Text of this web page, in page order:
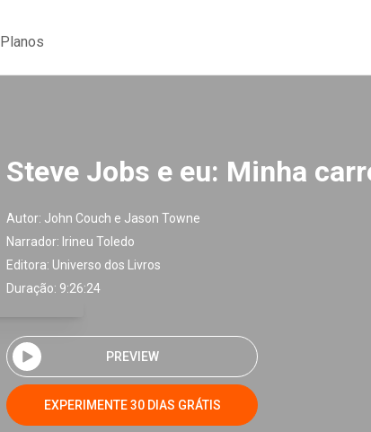
Planos
Steve Jobs e eu: Minha
Autor: John Couch e Jason Towne
Narrador: Irineu Toledo
Editora: Universo dos Livros
Duração: 9:26:24
PREVIEW
EXPERIMENTE 30 DIAS GRÁTIS